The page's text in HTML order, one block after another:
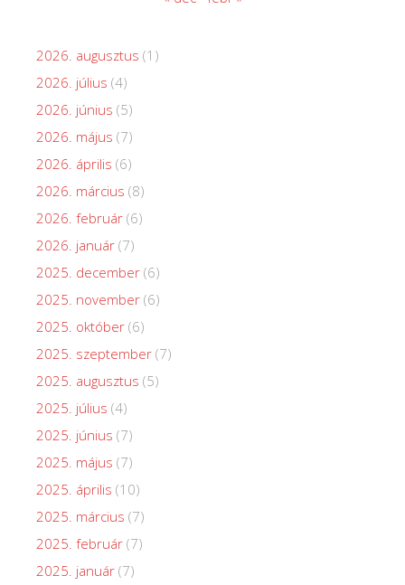
2026. augusztus (1)
2026. július (4)
2026. június (5)
2026. május (7)
2026. április (6)
2026. március (8)
2026. február (6)
2026. január (7)
2025. december (6)
2025. november (6)
2025. október (6)
2025. szeptember (7)
2025. augusztus (5)
2025. július (4)
2025. június (7)
2025. május (7)
2025. április (10)
2025. március (7)
2025. február (7)
2025. január (7)